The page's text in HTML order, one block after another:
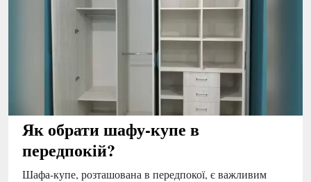
Як обрати шафу-купе в
передпокій?
Шафа-купе, розташована в передпокої, є важливим